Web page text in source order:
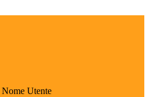
Nome Utente